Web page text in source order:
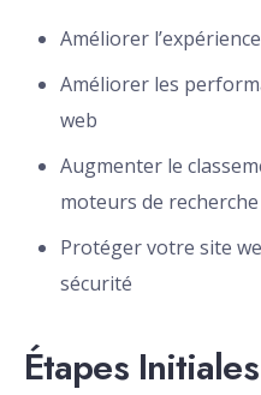
Améliorer
Améliorer les
web
Augmenter le
moteurs de recherche
Protéger votre site
sécurité
Étapes